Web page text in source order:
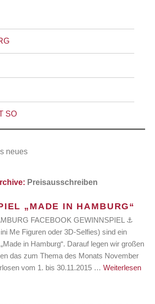
SO
Preisausschreiben
„MADE IN HAMBURG“
FACEBOOK GEWINNSPIEL ⚓
Me Figuren oder 3D-Selfies) sind ein
in Hamburg“. Darauf legen wir großen
das zum Thema des Monats November
vom 1. bis 30.11.2015 …Weiterlesen